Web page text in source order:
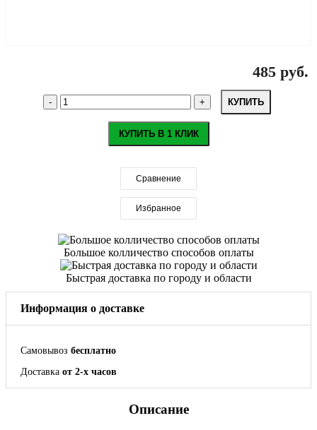
485 руб.
КУПИТЬ
КУПИТЬ В 1 КЛИК
Сравнение
Избранное
Большое колличество способов оплаты
Быстрая доставка по городу и области
Информация о доставке
Самовывоз бесплатно
Доставка от 2-х часов
Описание